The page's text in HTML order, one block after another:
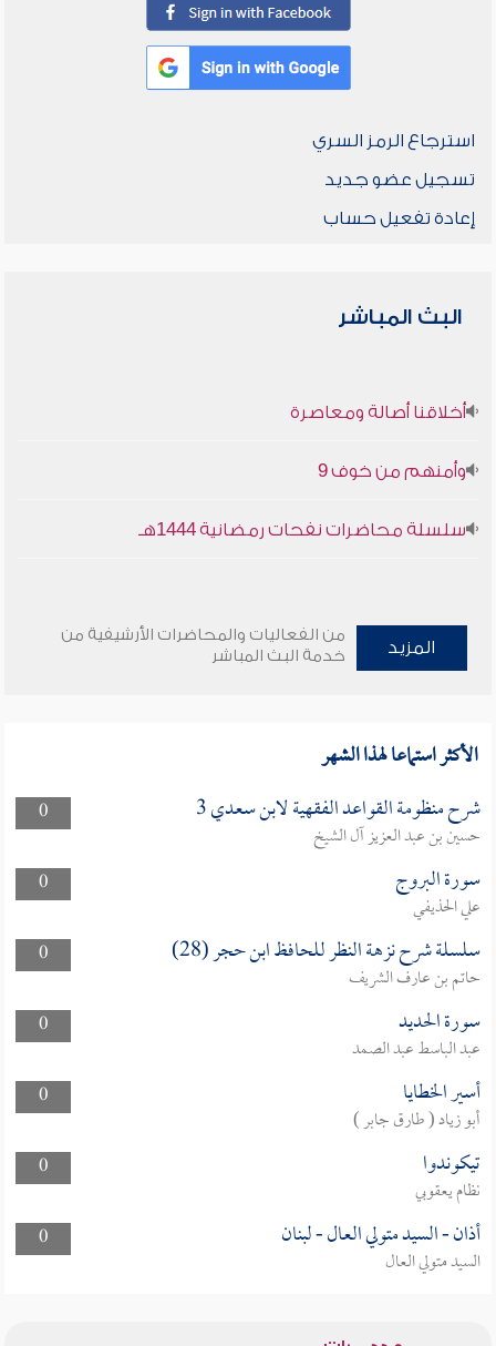
استرجاع الرمز السري
تسجيل عضو جديد
إعادة تفعيل حساب
البث المباشر
أخلاقنا أصالة ومعاصرة
وأمنهم من خوف 9
سلسلة محاضرات نفحات رمضانية 1444هـ
المزيد
من الفعاليات والمحاضرات الأرشيفية من
خدمة البث المباشر
الأكثر استماعا لهذا الشهر
0 شرح منظومة القواعد الفقهية لابن سعدي 3
حسين بن عبد العزيز آل الشيخ
0
سورة البروج
علي الحذيفي
0
سلسلة شرح نزهة النظر للحافظ ابن حجر (28)
حاتم بن عارف الشريف
0
سورة الحديد
عبد الباسط عبد الصمد
0
أسير الخطايا
أبو زياد ( طارق جابر )
0
تيكوندوا
نظام يعقوبي
0
أذان - السيد متولي العال - لبنان
السيد متولي العال